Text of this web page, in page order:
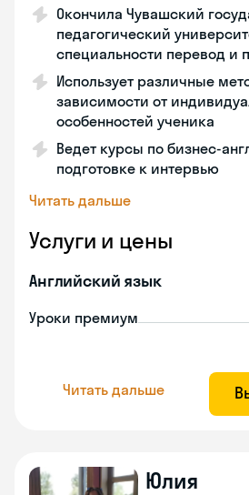
Окончила Чувашский
педагогический
специальности перевод и
Использует различные
зависимости от
особенностей ученика
Ведет курсы по бизнес-
подготовке к интервью
Читать дальше
Услуги и цены
Английский язык
Уроки премиум
Читать дальше
Юлия